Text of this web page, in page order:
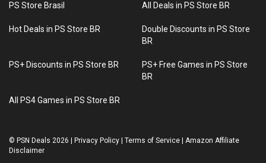
PS Store Brasil All Deals in PS Store BR
Hot Deals in PS Store BR
Double Discounts in PS Store
BR
PS+ Discounts in PS Store BR
PS+ Free Games in PS Store
BR
All PS4 Games in PS Store BR
© PSN Deals 2026 Privacy Policy Terms of Service
Amazon Affiliate
Disclaimer